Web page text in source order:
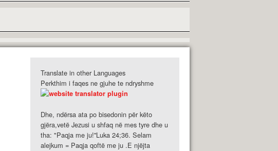
Translate in other Languages
Perkthim i faqes ne gjuhe te ndryshme
Dhe, ndërsa ata po bisedonin për këto
gjëra,vetë Jezusi u shfaq në mes tyre dhe u
tha: "Paqja me ju!''Luka 24;36. Selam
alejkum = Paqja qoftë me ju .E njëjta